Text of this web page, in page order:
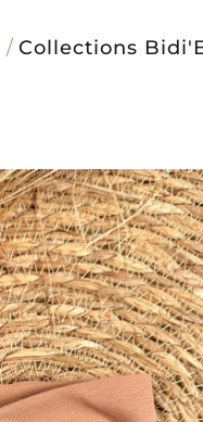
/ Collections